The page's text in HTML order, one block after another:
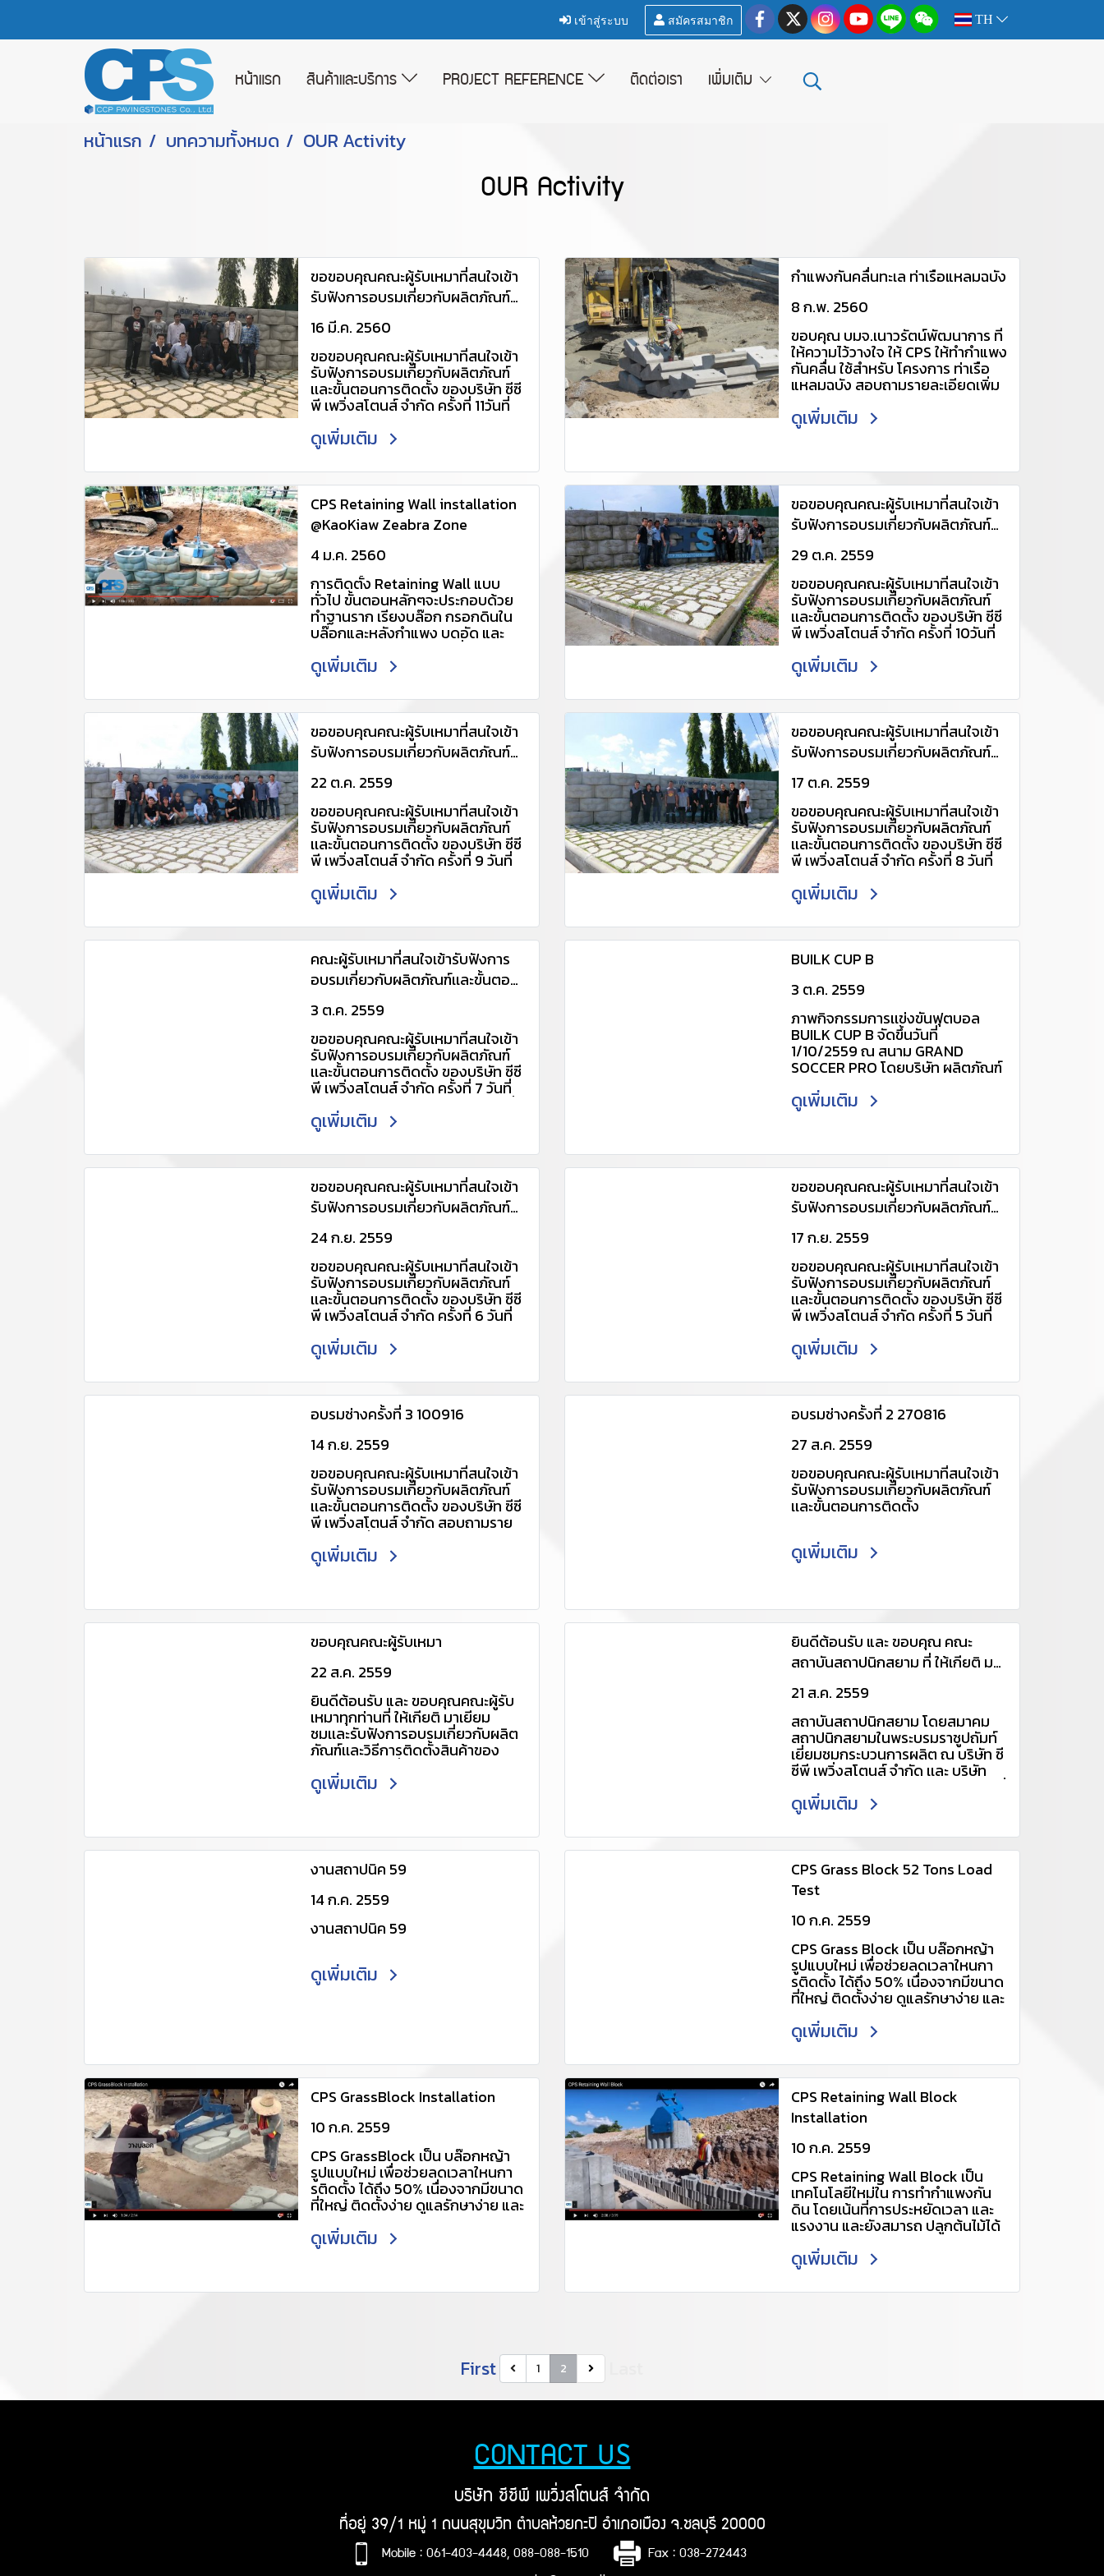
เข้าสู่ระบบ สมัครสมาชิก TH
หน้าแรก สินค้าและบริการ PROJECT REFERENCE ติดต่อเรา เพิ่มเติม
หน้าแรก บทความทั้งหมด OUR Activity
OUR Activity
ขอขอบคุณคณะผู้รับเหมาที่สนใจเข้า
รับฟังการอบรมเกี่ยวกับผลิตภัณฑ์
เเละขั้นตอนการติดตั้ง ของบริษัท ซีซี
พี เพวิ่งสโตนส์ จำกัด ครั้งที่ 11วันที่
11/03/2560 สอบถามรายละเอียด
เพิ่มเติม กรุณาติดต่อ 061-
4034448, 088-0881510 Line ID :
https://line.me/
16 มี.ค. 2560
ขอขอบคุณคณะผู้รับเหมาที่สนใจเข้า
รับฟังการอบรมเกี่ยวกับผลิตภัณฑ์
เเละขั้นตอนการติดตั้ง ของบริษัท ซีซี
พี เพวิ่งสโตนส์ จำกัด ครั้งที่ 11วันที่
เพิ่มเติม กรุณาติดต่อ 061-
4034448, 088-0881510 Line ID :
@udx2702v หรือ:
https://line.me/R/ti/p/~@udx2
702v (เพื่อเเอดไลน์อัตโนมัติ) อีเมล :
cpscenter@ccp.co.th
http://www.ccp-
pavingstone.com/category
ดูเพิ่มเติม
กำแพงกันคลื่นทะเล ท่าเรือแหลมฉบัง
8 ก.พ. 2560
ขอบคุณ บมจ.เนาวรัตน์พัฒนาการ ที่
ให้ความไว้วางใจ ให้ CPS ให้ทำกำแพง
กันคลื่น ใช้สำหรับ โครงการ ท่าเรือ
แหลมฉบัง สอบถามรายละเอียดเพิ่ม
088-0881510 Line ID :
@udx2702v หรือ:
702v (เพื่อเเอดไลน์อัตโนมัติ) อีเมล :
cpscenter@ccp.co.th
http://www.ccp-
pavingstone.com/category
ดูเพิ่มเติม
CPS Retaining Wall installation
@KaoKiaw Zeabra Zone
4 ม.ค. 2560
การติดตั้ง Retaining Wall แบบ
ทั่วไป ขั้นตอนหลักๆจะประกอบด้วย
ทำฐานราก เรียงบล๊อก กรอกดินใน
บล๊อกและหลังกำแพง บดอัด และ
ความสูงถ้าน้อยก็ไม่จำเป็นต้องใช้
ดูเพิ่มเติม
ขอขอบคุณคณะผู้รับเหมาที่สนใจเข้า
รับฟังการอบรมเกี่ยวกับผลิตภัณฑ์
เเละขั้นตอนการติดตั้ง ของบริษัท ซีซี
พี เพวิ่งสโตนส์ จำกัด ครั้งที่ 10 วันที่
29/10/2559
29 ต.ค. 2559
ขอขอบคุณคณะผู้รับเหมาที่สนใจเข้า
รับฟังการอบรมเกี่ยวกับผลิตภัณฑ์
เเละขั้นตอนการติดตั้ง ของบริษัท ซีซี
พี เพวิ่งสโตนส์ จำกัด ครั้งที่ 10วันที่
เพิ่มเติม กรุณาติดต่อ 061-
4034448, 088-0881510 Line ID :
@udx2702v หรือ :
https://line.me/R/ti/p/~@udx2
702v (เพื่อเเอดไลน์อัตโนมัติ) อีเมล :
cpscenter@ccp.co.th
http://www.ccp-
pavingstone.com/category
ดูเพิ่มเติม
ขอขอบคุณคณะผู้รับเหมาที่สนใจเข้า
รับฟังการอบรมเกี่ยวกับผลิตภัณฑ์
เเละขั้นตอนการติดตั้ง ของบริษัท ซีซี
พี เพวิ่งสโตนส์ จำกัด ครั้งที่ 9 วันที่
22/10/2559
22 ต.ค. 2559
ขอขอบคุณคณะผู้รับเหมาที่สนใจเข้า
รับฟังการอบรมเกี่ยวกับผลิตภัณฑ์
เเละขั้นตอนการติดตั้ง ของบริษัท ซีซี
พี เพวิ่งสโตนส์ จำกัด ครั้งที่ 9 วันที่
เพิ่มเติม กรุณาติดต่อ 061-
4034448, 088-0881510 Line ID :
@udx2702v หรือ :
https://line.me/R/ti/p/~@udx2
702v (เพื่อเเอดไลน์อัตโนมัติ) อีเมล :
cpscenter@ccp.co.th
http://www.ccp-
pavingstone.com/category
ดูเพิ่มเติม
ขอขอบคุณคณะผู้รับเหมาที่สนใจเข้า
รับฟังการอบรมเกี่ยวกับผลิตภัณฑ์
เเละขั้นตอนการติดตั้ง ของบริษัท ซีซี
พี เพวิ่งสโตนส์ จำกัด ครั้งที่ 8 วันที่
15/10/2559
17 ต.ค. 2559
ขอขอบคุณคณะผู้รับเหมาที่สนใจเข้า
รับฟังการอบรมเกี่ยวกับผลิตภัณฑ์
เเละขั้นตอนการติดตั้ง ของบริษัท ซีซี
พี เพวิ่งสโตนส์ จำกัด ครั้งที่ 8 วันที่
เพิ่มเติม กรุณาติดต่อ 061-
4034448, 088-0881510 Line ID :
@udx2702v หรือ:
https://line.me/R/ti/p/~@udx2
702v (เพื่อเเอดไลน์อัตโนมัติ)
ดูเพิ่มเติม
คณะผู้รับเหมาที่สนใจเข้ารับฟังการ
อบรมเกี่ยวกับผลิตภัณฑ์เเละขั้นตอน
การติดตั้ง
3 ต.ค. 2559
ขอขอบคุณคณะผู้รับเหมาที่สนใจเข้า
รับฟังการอบรมเกี่ยวกับผลิตภัณฑ์
เเละขั้นตอนการติดตั้ง ของบริษัท ซีซี
พี เพวิ่งสโตนส์ จำกัด ครั้งที่ 7 วันที่
เติม กรุณาติดต่อ 061-4034448,
088-0881510 Line ID :
@udx2702v หรือ :
https://line.me/R/ti/p/~@udx2
702v (เพื่อเเอดไลน์อัตโนมัติ) หรือ :
https://line.me/R/ti/p/~@udx2
702v (เพื่อเเอดไลน์อัตโนมัติ) อีเมล :
cpscenter@ccp.co.th
pavingstone.com/category
ดูเพิ่มเติม
BUILK CUP B
3 ต.ค. 2559
ภาพกิจกรรมการเเข่งขันฟุตบอล
BUILK CUP B จัดขึ้นวันที่
1/10/2559 ณ สนาม GRAND
SOCCER PRO โดยบริษัท ผลิตภัณฑ์
เเชมป์มาครอง โดยใช้ชื่อทีมว่า
คอนกรีตพิฆาต
ดูเพิ่มเติม
ขอขอบคุณคณะผู้รับเหมาที่สนใจเข้า
รับฟังการอบรมเกี่ยวกับผลิตภัณฑ์
เเละขั้นตอนการติดตั้ง ของบริษัท ซีซี
พี เพวิ่งสโตนส์ จำกัด ครั้งที่ 6 วันที่
24/9/2559
24 ก.ย. 2559
ขอขอบคุณคณะผู้รับเหมาที่สนใจเข้า
รับฟังการอบรมเกี่ยวกับผลิตภัณฑ์
เเละขั้นตอนการติดตั้ง ของบริษัท ซีซี
พี เพวิ่งสโตนส์ จำกัด ครั้งที่ 6 วันที่
4034448 ,088 088 1510 หรือ
Line ID @udx2702v หรือ :
https://line.me/R/ti/p/~@udx2
702v (เพื่อเเอดไลน์อัตโนมัติ)
www.ccp-pavingstone.com/
ดูเพิ่มเติม
ขอขอบคุณคณะผู้รับเหมาที่สนใจเข้า
รับฟังการอบรมเกี่ยวกับผลิตภัณฑ์
เเละขั้นตอนการติดตั้ง ของบริษัท ซีซี
พี เพวิ่งสโตนส์ จำกัด ครั้งที่ 5 วันที่
17/9/2559
17 ก.ย. 2559
ขอขอบคุณคณะผู้รับเหมาที่สนใจเข้า
รับฟังการอบรมเกี่ยวกับผลิตภัณฑ์
เเละขั้นตอนการติดตั้ง ของบริษัท ซีซี
พี เพวิ่งสโตนส์ จำกัด ครั้งที่ 5 วันที่
เพิ่มเติม กรุณาติดต่อ 061-
4034448, 088-0881510 Line ID :
@udx2702v หรือ:
https://line.me/R/ti/p/~@udx2
702v (เพื่อเเอดไลน์อัตโนมัติ) อีเมล :
http://www.ccp-
pavingstone.com/category
ดูเพิ่มเติม
อบรมช่างครั้งที่ 3 100916
14 ก.ย. 2559
ขอขอบคุณคณะผู้รับเหมาที่สนใจเข้า
รับฟังการอบรมเกี่ยวกับผลิตภัณฑ์
เเละขั้นตอนการติดตั้ง ของบริษัท ซีซี
พี เพวิ่งสโตนส์ จำกัด สอบถามราย
สอบถามรายละเอียดเพิ่มเติม กรุณา
ติดต่อ 061-4034448, 088-
หรือ:
https://line.me/R/ti/p/~@udx2
702v (เพื่อเเอดไลน์อัตโนมัติ) อีเมล :
cpscenter@ccp.co.th
http://www.ccp-
ดูเพิ่มเติม
อบรมช่างครั้งที่ 2 270816
27 ส.ค. 2559
ขอขอบคุณคณะผู้รับเหมาที่สนใจเข้า
รับฟังการอบรมเกี่ยวกับผลิตภัณฑ์
เเละขั้นตอนการติดตั้ง
ดูเพิ่มเติม
ขอบคุณคณะผู้รับเหมา
22 ส.ค. 2559
ยินดีต้อนรับ และ ขอบคุณคณะผู้รับ
เหมาทุกท่านที่ ให้เกียติ มาเยียม
ชมเเละรับฟังการอบรมเกี่ยวกับผลิต
ภัณฑ์เเละวิธีการติดตั้งสินค้าของ
สอบถามรายละเอียดเพิ่มเติม กรุณา
ติดต่อ 061-4034448, 088-
หรือ:
https://line.me/R/ti/p/~@udx2
702v (เพื่อเเอดไลน์อัตโนมัติ) อีเมล :
cpscenter@ccp.co.th
http://www.ccp-
ดูเพิ่มเติม
ยินดีต้อนรับ และ ขอบคุณ คณะ
สถาบันสถาปนิกสยาม ที่ ให้เกียติ มา
เยียมเยือนนะครับ และหวังเป็นอย่าง
ยิ่งว่าจะได้พบกันใหม่
21 ส.ค. 2559
สถาบันสถาปนิกสยาม โดยสมาคม
สถาปนิกสยามในพระบรมราชูปถัมท์
เยี่ยมชมกระบวนการผลิต ณ บริษัท ซี
ซีพี เพวิ่งสโตนส์ จำกัด เเละ บริษัท
23 ก.ค. 59 สอบถามรายละเอียดเพิ่ม
เติม กรุณาติดต่อ 061-4034448,
088-0881510 Line ID :
@udx2702v หรือ:
https://line.me/R/ti/p/~@udx2
702v (เพื่อเเอดไลน์อัตโนมัติ) อีเมล :
cpscenter@ccp.co.th
http://www.ccp-
ดูเพิ่มเติม
งานสถาปนิค 59
14 ก.ค. 2559
งานสถาปนิค 59
ดูเพิ่มเติม
CPS Grass Block 52 Tons Load
Test
10 ก.ค. 2559
CPS Grass Block เป็น บล๊อกหญ้า
รูปแบบใหม่ เพื่อช่วยลดเวลาใหนกา
รติดตั้ง ได้ถึง 50% เนื่องจากมีขนาด
ที่ใหญ่ ติดตั้งง่าย ดูแลรักษาง่าย และ
สำหรับหน้างานที่ต้องการความเร็ว
สวยงาม และ ประหยัดแรงงาน จาก
การทดสอบการรับนำ้หนัก ยังแสดง
ให้เห็นว่า CPS Grass Block รับน้ำ
หนักได้มากกว่า 52 ตันโดยยังไม่มี
ท่าทีของการเสียหายใดๆ เลย สนใจ
โปรดติดต่อ 061 4034448 ,088
088 1510 หรือ Line ID
https://line.me/R/ti/p/~@udx2
702v (เพื่อเเอดไลน์อัตโนมัติ)
www.ccp-pavingstone.com/
ดูเพิ่มเติม
CPS GrassBlock Installation
10 ก.ค. 2559
CPS GrassBlock เป็น บล๊อกหญ้า
รูปแบบใหม่ เพื่อช่วยลดเวลาใหนกา
รติดตั้ง ได้ถึง 50% เนื่องจากมีขนาด
ที่ใหญ่ ติดตั้งง่าย ดูแลรักษาง่าย และ
สำหรับหน้างานที่ต้องการความเร็ว
สวยงาม และ ประหยัดแรงงาน สนใจ
088 1510 หรือ Line ID
ดูเพิ่มเติม
CPS Retaining Wall Block
Installation
10 ก.ค. 2559
CPS Retaining Wall Block เป็น
เทคโนโลยีใหม่ใน การทำกำแพงกัน
ดิน โดยเน้นที่การประหยัดเวลา และ
แรงงาน และยังสมารถ ปลูกต้นไม้ได้
4034448 ,088 088 1510 หรือ
Line ID @udx2702v หรือ :
https://line.me/R/ti/p/~@udx2
ดูเพิ่มเติม
First 1 2
CONTACT US
บริษัท ซีซีพี เพวิ่งสโตนส์ จำกัด
ที่อยู่ 39/1 หมู่ 1 ถนนสุขุมวิท ตำบลห้วยกะปิ อำเภอเมือง จ.ชลบุรี 20000
Mobile : 061-403-4448, 088-088-1510 Fax : 038-272443